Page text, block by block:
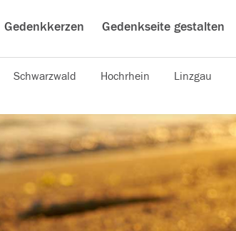
Gedenkkerzen Gedenkseite gestalten
Schwarzwald Hochrhein Linzgau